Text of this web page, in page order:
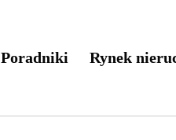
Poradniki Rynek